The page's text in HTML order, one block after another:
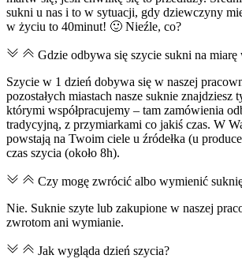
sukni u nas i to w sytuacji, gdy dziewczyny
w życiu to 40minut! 🙂 Nieźle, co?
Gdzie odbywa się szycie sukni na miarę
Szycie w 1 dzień dobywa się w naszej
pozostałych miastach nasze suknie znajdziesz
którymi współpracujemy – tam zamówienia
tradycyjną, z przymiarkami co jakiś czas. W
powstają na Twoim ciele u źródełka (u
czas szycia (około 8h).
Czy mogę zwrócić albo wymienić
Nie. Suknie szyte lub zakupione w naszej
zwrotom ani wymianie.
Jak wygląda dzień szycia?